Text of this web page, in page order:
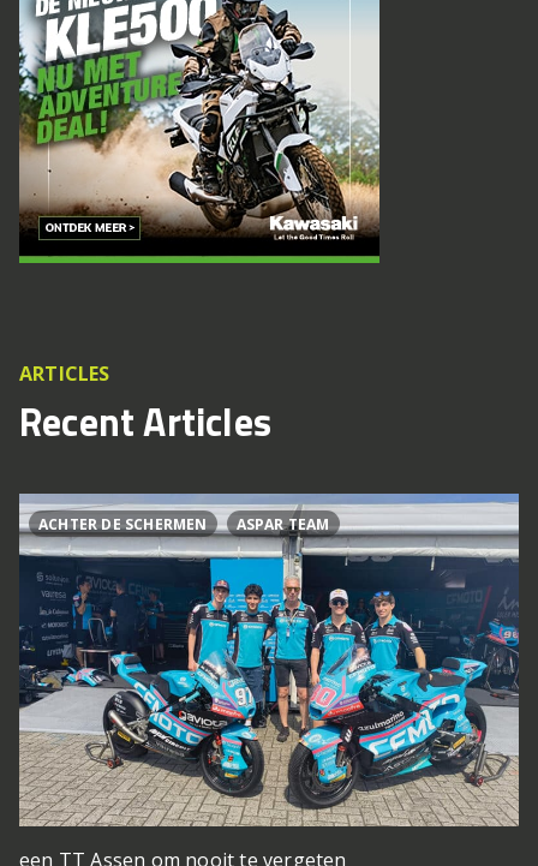
ARTICLES
Recent Articles
ACHTER DE SCHERMEN ASPAR TEAM
een TT Assen om nooit te vergeten